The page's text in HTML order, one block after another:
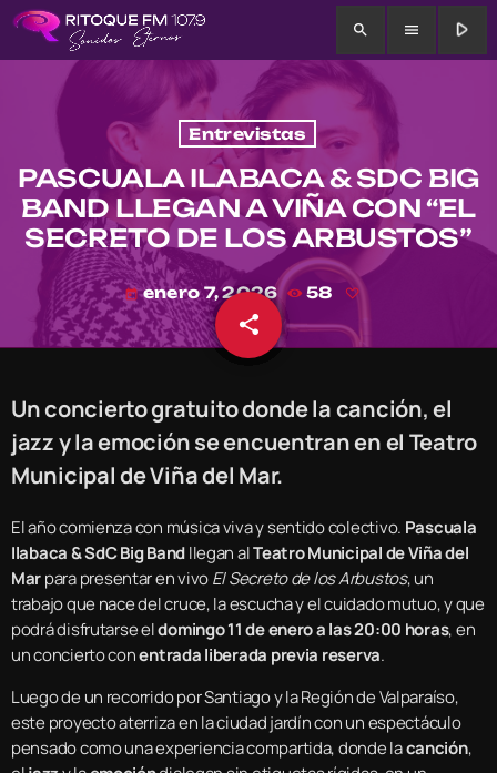
search menu play_arrow
Entrevistas
PASCUALA ILABACA & SDC BIG
BAND LLEGAN A VIÑA CON “EL
SECRETO DE LOS ARBUSTOS”
today enero 7, 2026 58
share
email
Un concierto gratuito donde la canción, el
jazz y la emoción se encuentran en el Teatro
Municipal de Viña del Mar.
El año comienza con música viva y sentido colectivo. Pascuala
Ilabaca & SdC Big Bandllegan alTeatro Municipal de Viña del
Marpara presentar en vivoEl Secreto de los Arbustos, un
trabajo que nace del cruce, la escucha y el cuidado mutuo, y que
podrá disfrutarse eldomingo 11 de enero a las 20:00 horas, en
un concierto conentrada liberada previa reserva.
Luego de un recorrido por Santiago y la Región de Valparaíso,
este proyecto aterriza en la ciudad jardín con un espectáculo
pensado como una experiencia compartida, donde lacanción,